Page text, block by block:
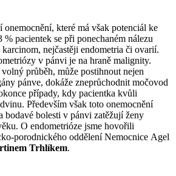
onemocnění, které má však potenciál ke
pacientek se při ponechaném nálezu
nejčastěji endometria či ovarií.
v pánvi je na hraně malignity.
průběh, může postihnout nejen
pánve, dokáže zneprůchodnit močovod
případy, kdy pacientka kvůli
Především však toto onemocnění
bodavé bolesti v pánvi zatěžují ženy
O endometrióze jsme hovořili
porodnického oddělení Nemocnice Agel
Trhlíkem.